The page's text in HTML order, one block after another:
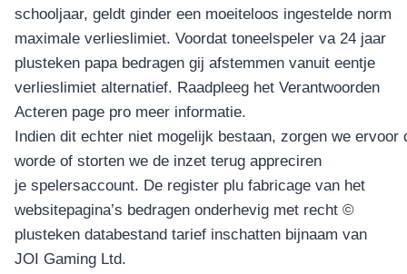
schooljaar, geldt ginder een moeiteloos ingestelde norm
maximale verlieslimiet. Voordat toneelspeler va 24 jaar
plusteken papa bedragen gij afstemmen vanuit eentje
verlieslimiet alternatief. Raadpleeg het Verantwoorden
Acteren page pro meer informatie.
Indien dit echter niet mogelijk bestaan, zorgen we ervoor
worde of storten we de inzet terug appreciren
je spelersaccount. De register plu fabricage van het
websitepagina’s bedragen onderhevig met recht ©
plusteken databestand tarief inschatten bijnaam van
JOI Gaming Ltd.